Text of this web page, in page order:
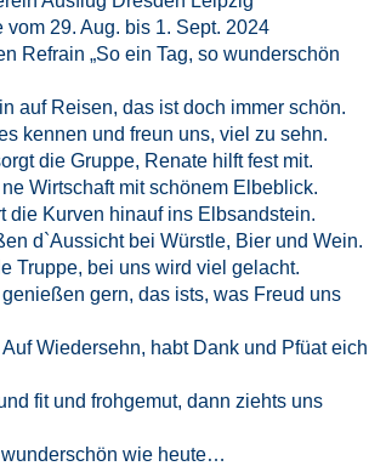
29. Aug. bis 1. Sept. 2024
Refrain „So ein Tag, so wunderschön
auf Reisen, das ist doch immer schön.
kennen und freun uns, viel zu sehn.
die Gruppe, Renate hilft fest mit.
Wirtschaft mit schönem Elbeblick.
die Kurven hinauf ins Elbsandstein.
d`Aussicht bei Würstle, Bier und Wein.
Truppe, bei uns wird viel gelacht.
gern, das ists, was Freud uns
Wiedersehn, habt Dank und Pfüat eich
fit und frohgemut, dann ziehts uns
wunderschön wie heute…